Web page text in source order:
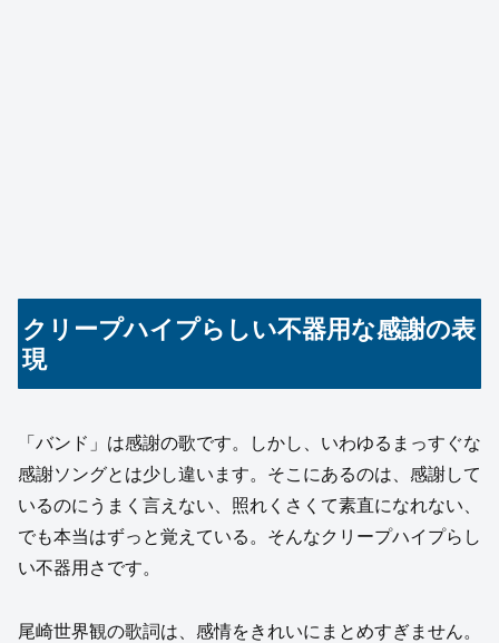
クリープハイプらしい不器用な感謝の表
現
「バンド」は感謝の歌です。しかし、いわゆるまっすぐな
感謝ソングとは少し違います。そこにあるのは、感謝して
いるのにうまく言えない、照れくさくて素直になれない、
でも本当はずっと覚えている。そんなクリープハイプらし
い不器用さです。
尾崎世界観の歌詞は、感情をきれいにまとめすぎません。